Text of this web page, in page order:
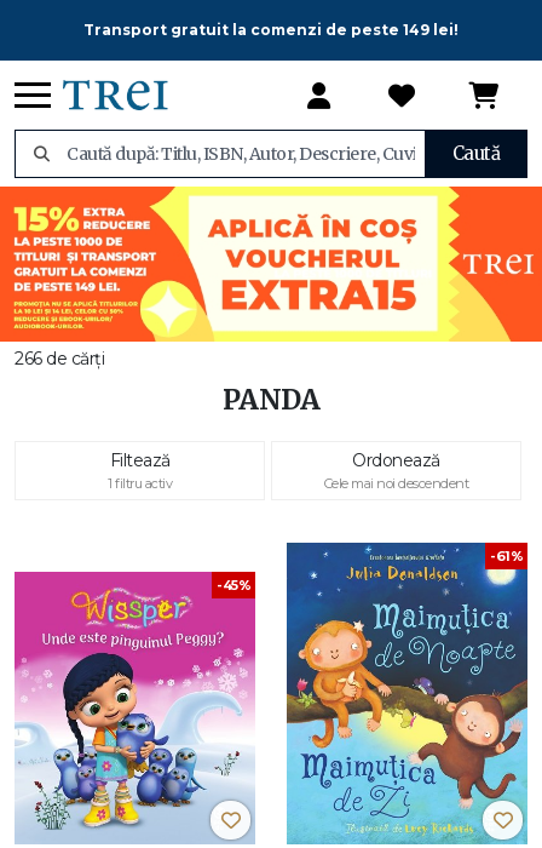
Transport gratuit la comenzi de peste 149 lei!
Caută
266 de cărți
PANDA
Filtează
1 filtru activ
Ordonează
Cele mai noi descendent
-45%
-61%